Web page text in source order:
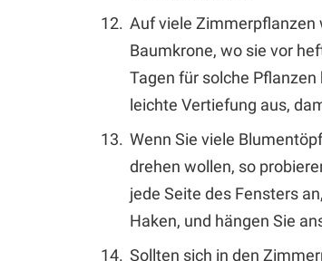
Auf viele Zimmerpflanzen
Baumkrone, wo sie vor
Tagen für solche
leichte Vertiefung aus,
Wenn Sie viele
drehen wollen, so
jede Seite des Fensters
Haken, und hängen Sie
Sollten sich in den